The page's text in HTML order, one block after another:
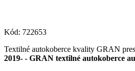
Kód: 722653
Textilné autokoberce kvality GRAN
2019- - GRAN textilné autokoberce